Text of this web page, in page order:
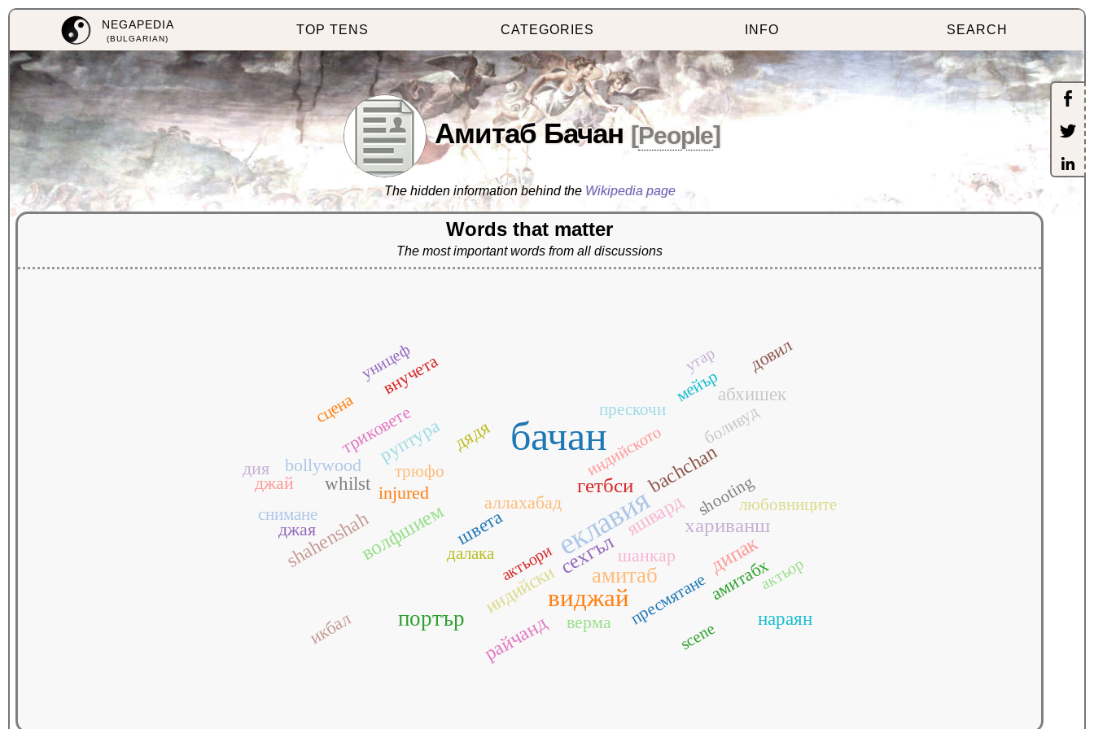
NEGAPEDIA
(BULGARIAN)
TOP TENS CATEGORIES INFO SEARCH
Амитаб Бачан [People]
The hidden information behind the Wikipedia page
Words that matter
The most important words from all discussions
бачан
еклавия
виджай
амитаб
портър
волфшием
гетбси
дипак
сехгъл
хариванш
bachchan
shahenshah
райчанд
яшвард
whilst
абхишек
дядя
индийски
нараян
руптура
швета
bollywood
injured
аллахабад
амитабх
верма
внучета
джай
джая
дия
довил
икбал
триковете
шанкар
shooting
боливуд
далака
любовниците
мейър
прескочи
пресмятане
снимане
сцена
трюфо
scene
актьор
актьори
индийското
уницеф утар